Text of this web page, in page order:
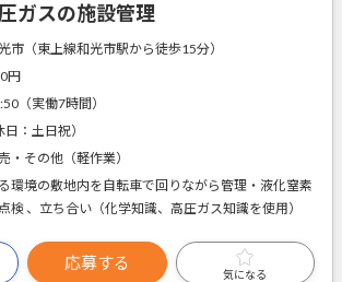
ガスの施設管理
市（東上線和光市駅から徒歩15分）
円
（実働7時間）
：土日祝）
・その他（軽作業）
環境の敷地内を自転車で回りながら管理・液化窒素
検 、立ち合い（化学知識、高圧ガス知識を使用）
応募する
気になる